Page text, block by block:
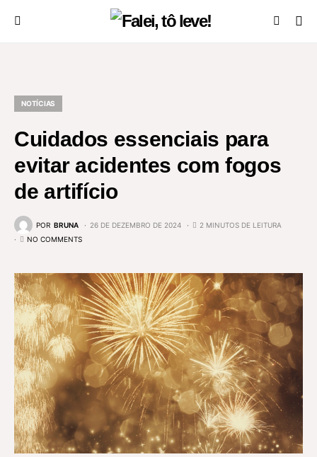
NOTÍCIAS
Cuidados essenciais para
evitar acidentes com fogos
de artifício
POR BRUNA 26 DE DEZEMBRO DE 2024
2 MINUTOS DE LEITURA
NO COMMENTS